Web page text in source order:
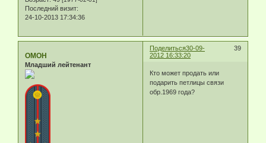
Последний визит:
24-10-2013 17:34:36
Поделиться 39
30-09-
2012 16:33:20
ОМОН
Младший лейтенант
Кто может продать или
подарить петлицы связи
обр.1969 года?